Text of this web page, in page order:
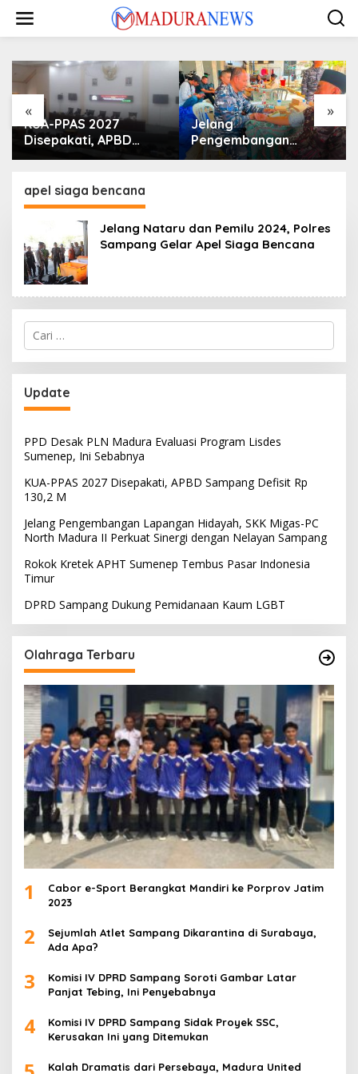
konten
« »
KUA-PPAS 2027
Disepakati, APBD
Sampang Defisit Rp
Jelang
Pengembangan
Lapangan Hidayah,
Nelayan Sampang
apel siaga bencana
Jelang Nataru dan Pemilu 2024, Polres
Sampang Gelar Apel Siaga Bencana
Cari
untuk:
Update
PPD Desak PLN Madura Evaluasi Program Lisdes
Sumenep, Ini Sebabnya
KUA-PPAS 2027 Disepakati, APBD Sampang Defisit Rp
130,2 M
Jelang Pengembangan Lapangan Hidayah, SKK Migas-PC
North Madura II Perkuat Sinergi dengan Nelayan Sampang
Rokok Kretek APHT Sumenep Tembus Pasar Indonesia
Timur
DPRD Sampang Dukung Pemidanaan Kaum LGBT
Olahraga Terbaru
1
Cabor e-Sport Berangkat Mandiri ke Porprov Jatim
2023
2
Sejumlah Atlet Sampang Dikarantina di Surabaya,
Ada Apa?
3
Komisi IV DPRD Sampang Soroti Gambar Latar
Panjat Tebing, Ini Penyebabnya
4
Komisi IV DPRD Sampang Sidak Proyek SSC,
Kerusakan Ini yang Ditemukan
Kalah Dramatis dari Persebaya, Madura United